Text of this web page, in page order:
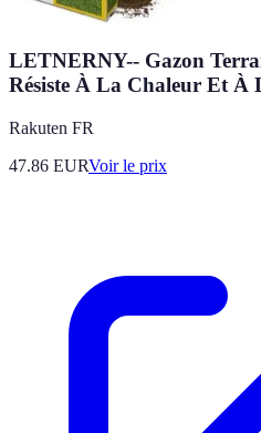
LETNERNY-- Gazon
Résiste À La Chaleur Et À
Rakuten FR
47.86 EURVoir le prix